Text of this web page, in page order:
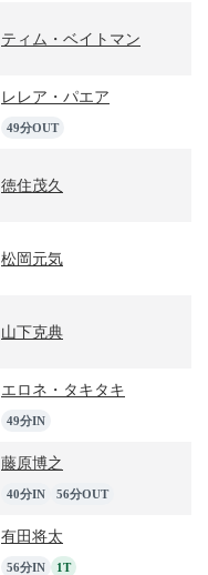
ティム・ベイトマン
レレア・パエア
49分OUT
徳住茂久
松岡元気
山下克典
エロネ・タキタキ
49分IN
藤原博之
40分IN 56分OUT
有田将太
56分IN 1T